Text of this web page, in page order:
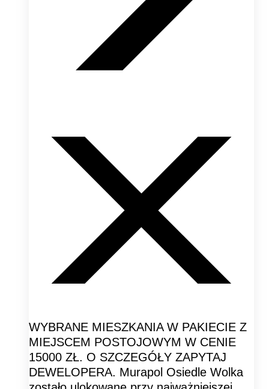
WYBRANE MIESZKANIA W PAKIECIE Z
MIEJSCEM POSTOJOWYM W CENIE
15000 ZŁ. O SZCZEGÓŁY ZAPYTAJ
DEWELOPERA. Murapol Osiedle Wolka